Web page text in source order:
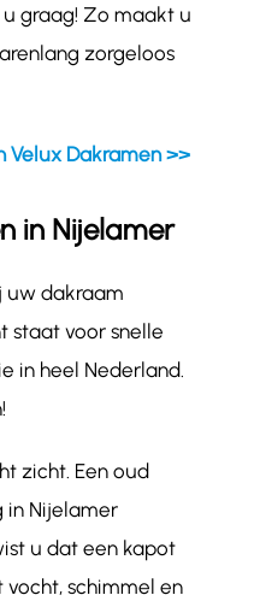
graag! Zo maakt u
zorgeloos
Velux Dakramen >>
in Nijelamer
uw dakraam
staat voor snelle
in heel Nederland.
zicht. Een oud
in Nijelamer
u dat een kapot
schimmel en